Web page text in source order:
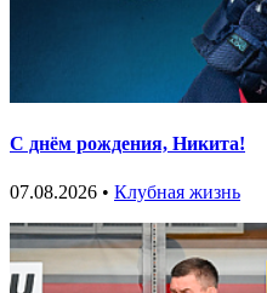
С днём рождения, Никита!
07.08.2026 • Клубная жизнь